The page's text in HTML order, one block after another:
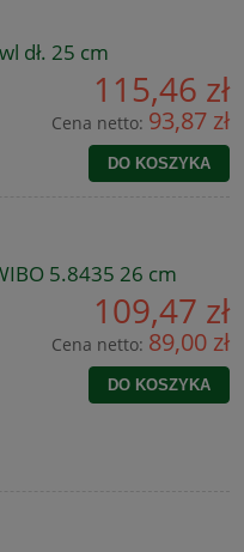
dł. 25 cm
115,46 zł
Cena netto: 93,87 zł
DO KOSZYKA
5.8435 26 cm
109,47 zł
Cena netto: 89,00 zł
DO KOSZYKA